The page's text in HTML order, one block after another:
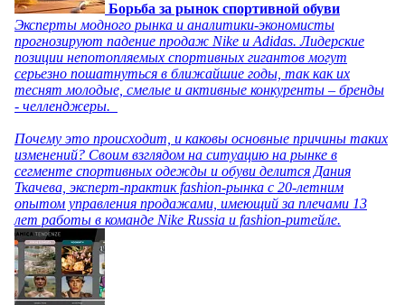
Борьба за рынок спортивной обуви
Эксперты модного рынка и аналитики-экономисты
прогнозируют падение продаж Nike и Adidas. Лидерские
позиции непотопляемых спортивных гигантов могут
серьезно пошатнуться в ближайшие годы, так как их
теснят молодые, смелые и активные конкуренты – бренды
- челленджеры.
Почему это происходит, и каковы основные причины таких
изменений? Своим взглядом на ситуацию на рынке в
сегменте спортивных одежды и обуви делится Дания
Ткачева, эксперт-практик fashion-рынка с 20-летним
опытом управления продажами, имеющий за плечами 13
лет работы в команде Nike Russia и fashion-ритейле.